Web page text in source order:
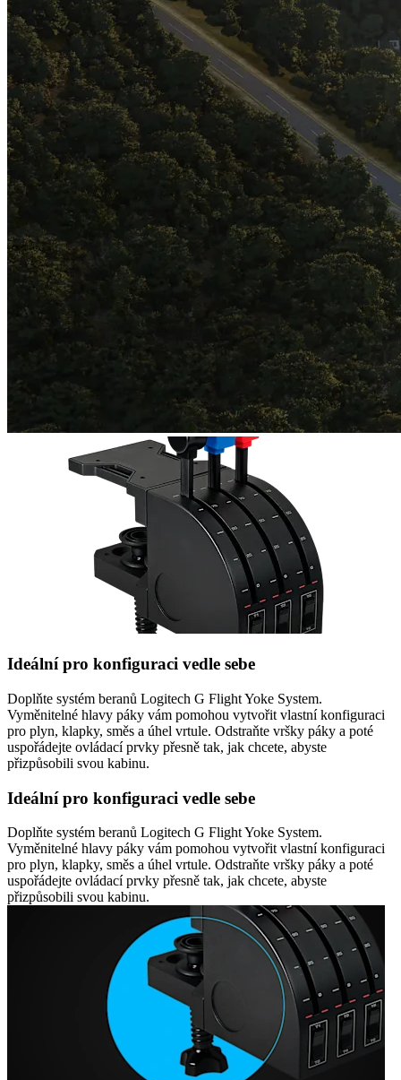
Ideální pro konfiguraci vedle sebe
Doplňte systém beranů Logitech G Flight Yoke System.
Vyměnitelné hlavy páky vám pomohou vytvořit vlastní konfiguraci
pro plyn, klapky, směs a úhel vrtule. Odstraňte vršky páky a poté
uspořádejte ovládací prvky přesně tak, jak chcete, abyste
přizpůsobili svou kabinu.
Ideální pro konfiguraci vedle sebe
Doplňte systém beranů Logitech G Flight Yoke System.
Vyměnitelné hlavy páky vám pomohou vytvořit vlastní konfiguraci
pro plyn, klapky, směs a úhel vrtule. Odstraňte vršky páky a poté
uspořádejte ovládací prvky přesně tak, jak chcete, abyste
přizpůsobili svou kabinu.